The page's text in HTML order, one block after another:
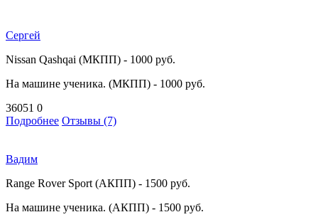
Сергей
Nissan Qashqai (МКПП) - 1000 руб.
На машине ученика. (МКПП) - 1000 руб.
36051 0
Подробнее Отзывы (7)
Вадим
Range Rover Sport (АКПП) - 1500 руб.
На машине ученика. (АКПП) - 1500 руб.